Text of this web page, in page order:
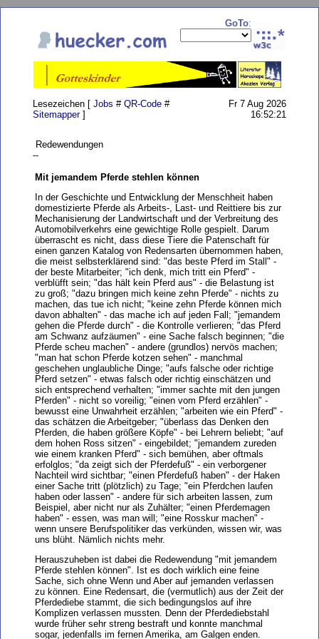
GoTo:
Lesezeichen [ Jobs # QR-Code #
Sitemapper]
Fr 7 Aug 2026
16:52:21
Redewendungen
--
Mit jemandem Pferde stehlen können
In der Geschichte und Entwicklung der Menschheit haben
domestizierte Pferde als Arbeits-, Last- und Reittiere bis zur
Mechanisierung der Landwirtschaft und der Verbreitung des
Automobilverkehrs eine gewichtige Rolle gespielt. Darum
überrascht es nicht, dass diese Tiere die Patenschaft für
einen ganzen Katalog von Redensarten übernommen haben,
die meist selbsterklärend sind: "das beste Pferd im Stall" -
der beste Mitarbeiter; "ich denk, mich tritt ein Pferd" -
verblüfft sein; "das hält kein Pferd aus" - die Belastung ist
zu groß; "dazu bringen mich keine zehn Pferde" - nichts zu
machen, das tue ich nicht; "keine zehn Pferde können mich
davon abhalten" - das mache ich auf jeden Fall; "jemandem
gehen die Pferde durch" - die Kontrolle verlieren; "das Pferd
am Schwanz aufzäumen" - eine Sache falsch beginnen; "die
Pferde scheu machen" - andere (grundlos) nervös machen;
"man hat schon Pferde kotzen sehen" - manchmal
geschehen unglaubliche Dinge; "aufs falsche oder richtige
Pferd setzen" - etwas falsch oder richtig einschätzen und
sich entsprechend verhalten; "immer sachte mit den jungen
Pferden" - nicht so voreilig; "einen vom Pferd erzählen" -
bewusst eine Unwahrheit erzählen; "arbeiten wie ein Pferd" -
das schätzen die Arbeitgeber; "überlass das Denken den
Pferden, die haben größere Köpfe" - bei Lehrern beliebt; "auf
dem hohen Ross sitzen" - eingebildet; "jemandem zureden
wie einem kranken Pferd" - sich bemühen, aber oftmals
erfolglos; "da zeigt sich der Pferdefuß" - ein verborgener
Nachteil wird sichtbar; "einen Pferdefuß haben" - der Haken
einer Sache tritt (plötzlich) zu Tage; "ein Pferdchen laufen
haben oder lassen" - andere für sich arbeiten lassen, zum
Beispiel, aber nicht nur als Zuhälter; "einen Pferdemagen
haben" - essen, was man will; "eine Rosskur machen" -
wenn unsere Berufspolitiker das verkünden, wissen wir, was
uns blüht. Nämlich nichts mehr.
Herauszuheben ist dabei die Redewendung "mit jemandem
Pferde stehlen können". Ist es doch wirklich eine feine
Sache, sich ohne Wenn und Aber auf jemanden verlassen
zu können. Eine Redensart, die (vermutlich) aus der Zeit der
Pferdediebe stammt, die sich bedingungslos auf ihre
Komplizen verlassen mussten. Denn der Pferdediebstahl
wurde früher sehr streng bestraft und konnte manchmal
sogar, jedenfalls im fernen Amerika, am Galgen enden.